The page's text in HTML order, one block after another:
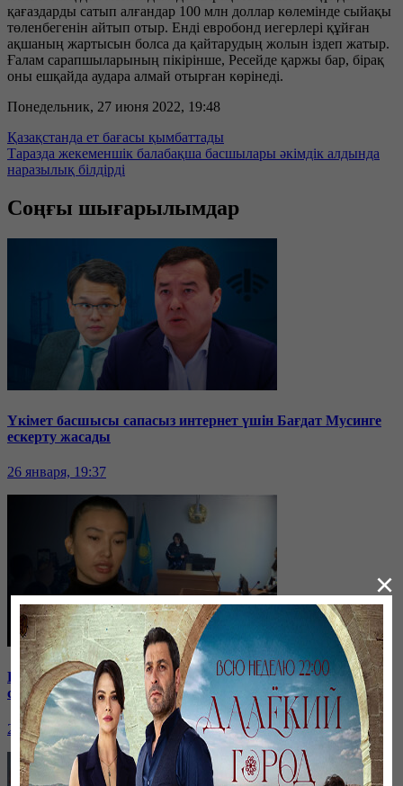
қағаздарды сатып алғандар 100 млн доллар көлемінде сыйақы
төленбегенін айтып отыр. Енді евробонд иегерлері құйған
ақшаның жартысын болса да қайтарудың жолын іздеп жатыр.
Ғалам сарапшыларының пікірінше, Ресейде қаржы бар, бірақ
оны ешқайда аудара алмай отырған көрінеді.
Понедельник, 27 июня 2022, 19:48
Қазақстанда ет бағасы қымбаттады
Таразда жекеменшік балабақша басшылары әкімдік алдында
наразылық білдірді
Соңғы шығарылымдар
Үкімет басшысы сапасыз интернет үшін Бағдат Мусинге
ескерту жасады
26 января, 19:37
Бірнеше отбасын алдаған туристік фирма директоры
сотталып жатыр
26 января, 19:36
×